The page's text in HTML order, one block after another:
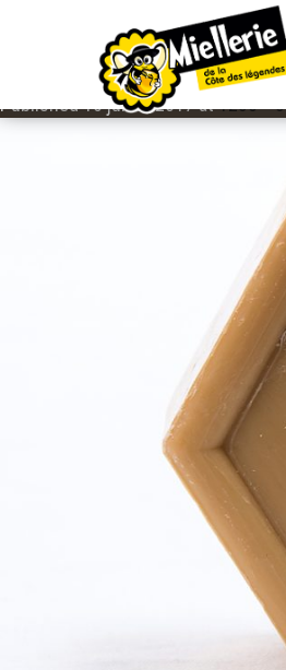
IMAGE NAVIGATION
SAVON MIEL 100G
Published10 juillet 2017at1280 ×